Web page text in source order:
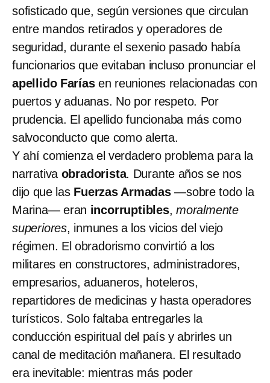
sofisticado que, según versiones que circulan
entre mandos retirados y operadores de
seguridad, durante el sexenio pasado había
funcionarios que evitaban incluso pronunciar el
apellido Faríasen reuniones relacionadas con
puertos y aduanas. No por respeto. Por
prudencia. El apellido funcionaba más como
salvoconducto que como alerta.
Y ahí comienza el verdadero problema para la
narrativa obradorista. Durante años se nos
dijo que las Fuerzas Armadas—sobre todo la
Marina— eran incorruptibles,moralmente
superiores, inmunes a los vicios del viejo
régimen. El obradorismo convirtió a los
militares en constructores, administradores,
empresarios, aduaneros, hoteleros,
repartidores de medicinas y hasta operadores
turísticos. Solo faltaba entregarles la
conducción espiritual del país y abrirles un
canal de meditación mañanera. El resultado
era inevitable: mientras más poder